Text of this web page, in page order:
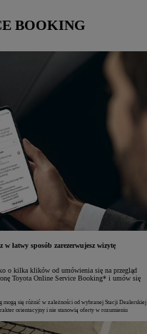
BOOKING
łatwy sposób zarezerwujesz wizytę
o kilka klików od umówienia się na przegląd
Toyota Online Service Booking* i umów się
mogą się różnić w zależności od wybranej Stacji Dealerskiej
orientacyjny i nie stanowią oferty w rozumieniu